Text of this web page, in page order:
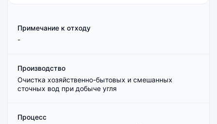
Примечание к отходу
-
Производство
Очистка хозяйственно-бытовых и смешанных
сточных вод при добыче угля
Процесс